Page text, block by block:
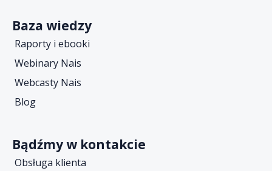
Baza wiedzy
Raporty i ebooki
Webinary Nais
Webcasty Nais
Blog
Bądźmy w kontakcie
Obsługa klienta